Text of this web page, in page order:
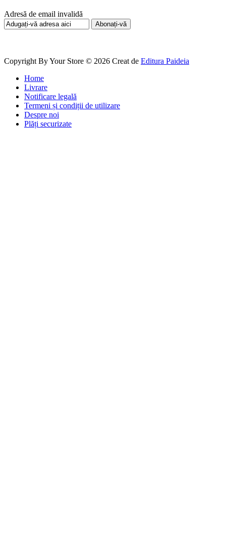
Adresă de email invalidă
Abonați-vă
Copyright By Your Store © 2026 Creat de Editura Paideia
Home
Livrare
Notificare legală
Termeni și condiții de utilizare
Despre noi
Plăți securizate